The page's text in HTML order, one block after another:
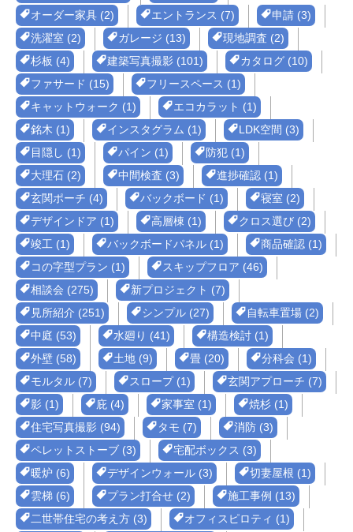
オーダー家具 (2)
エントランス (7)
申請 (3)
洗濯室 (2)
ガレージ (13)
現地調査 (2)
杉板 (4)
建築写真撮影 (101)
カタログ (10)
ファサード (15)
フリースペース (1)
キャットウォーク (1)
エコカラット (1)
銘木 (1)
インスタグラム (1)
LDK空間 (3)
目隠し (1)
パイン (1)
防犯 (1)
大理石 (2)
中間検査 (3)
進捗確認 (1)
玄関ポーチ (4)
バックボード (1)
寝室 (2)
デザインドア (1)
高層棟 (1)
クロス選び (2)
竣工 (1)
バックボードパネル (1)
商品確認 (1)
コの字型プラン (1)
スキップフロア (46)
相談会 (275)
新プロジェクト (7)
見所紹介 (251)
シンプル (27)
自転車置場 (2)
中庭 (53)
水廻り (41)
構造検討 (1)
外壁 (58)
土地 (9) 畳 (20)
分科会 (1)
モルタル (7)
スロープ (1)
玄関アプローチ (7)
影 (1)
庇 (4) 家事室 (1)
焼杉 (1)
住宅写真撮影 (94)
タモ (7)
消防 (3)
ペレットストーブ (3)
宅配ボックス (3)
暖炉 (6)
デザインウォール (3)
切妻屋根 (1)
雲梯 (6)
プラン打合せ (2)
施工事例 (13)
二世帯住宅の考え方 (3)
オフィスピロティ (1)